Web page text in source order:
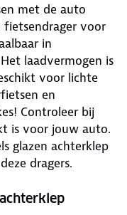
met de auto
voor
in
laadvermogen is
voor lichte
en
Controleer bij
is voor jouw auto.
glazen achterklep
dragers.